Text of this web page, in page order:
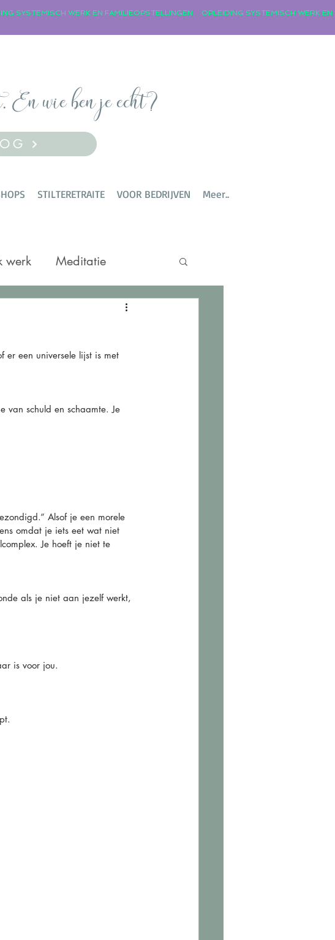
En wie ben je echt?
STILTERETRAITE VOOR BEDRIJVEN Meer..
werk Meditatie
een universele lijst is met
van schuld en schaamte. Je
Alsof je een morele
omdat je iets eet wat niet
Je hoeft je niet te
als je niet aan jezelf werkt,
is voor jou.